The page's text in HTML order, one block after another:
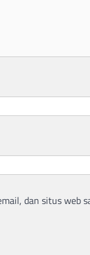
dan situs web